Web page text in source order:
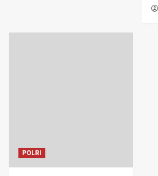
POLRI